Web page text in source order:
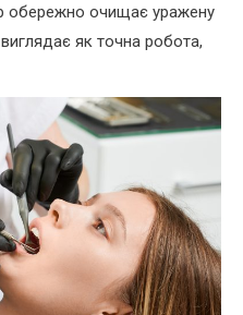
обережно очищає уражену
як точна робота,